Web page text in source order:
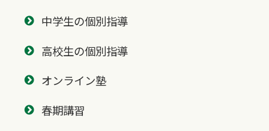
中学生の個別指導
高校生の個別指導
オンライン塾
春期講習